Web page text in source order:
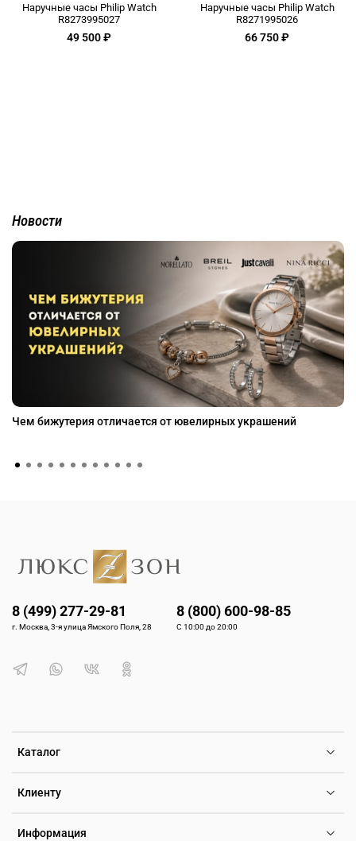
Наручные часы Philip Watch
R8273995027
49 500 ₽
Наручные часы Philip Watch
R8271995026
66 750 ₽
Новости
Чем бижутерия отличается от ювелирных украшений
Каталог
Клиенту
Информация
8 (499) 277-29-81
г. Москва, 3-я улица Ямского Поля, 28
8 (800) 600-98-85
С 10:00 до 20:00